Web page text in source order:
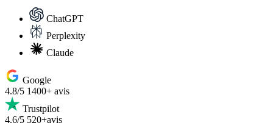
ChatGPT
Perplexity
Claude
Google
4.8/5 1400+ avis
Trustpilot
4.6/5 520+avis